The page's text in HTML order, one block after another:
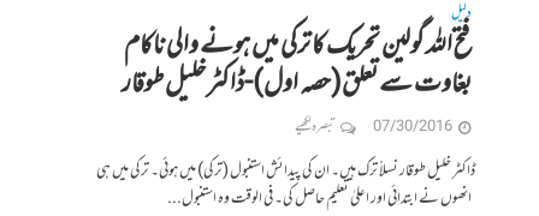
دلیل
فتح اللہ گولین تحریک کا ترکی میں ہونے والی ناکام
بغاوت سے تعلق(حصہ اول)-ڈاکٹر خلیل طوقار
07/30/2016 تبصرہ لکھیے
ڈاکٹر خلیل طوقار نسلاً ترک ہیں۔ ان کی پیدائش استنبول (ترکی) میں ہوئی۔ ترکی میں ہی
انھوں نے ابتدائی اور اعلیٰ تعلیم حاصل کی۔ فی الوقت وہ استنبول...